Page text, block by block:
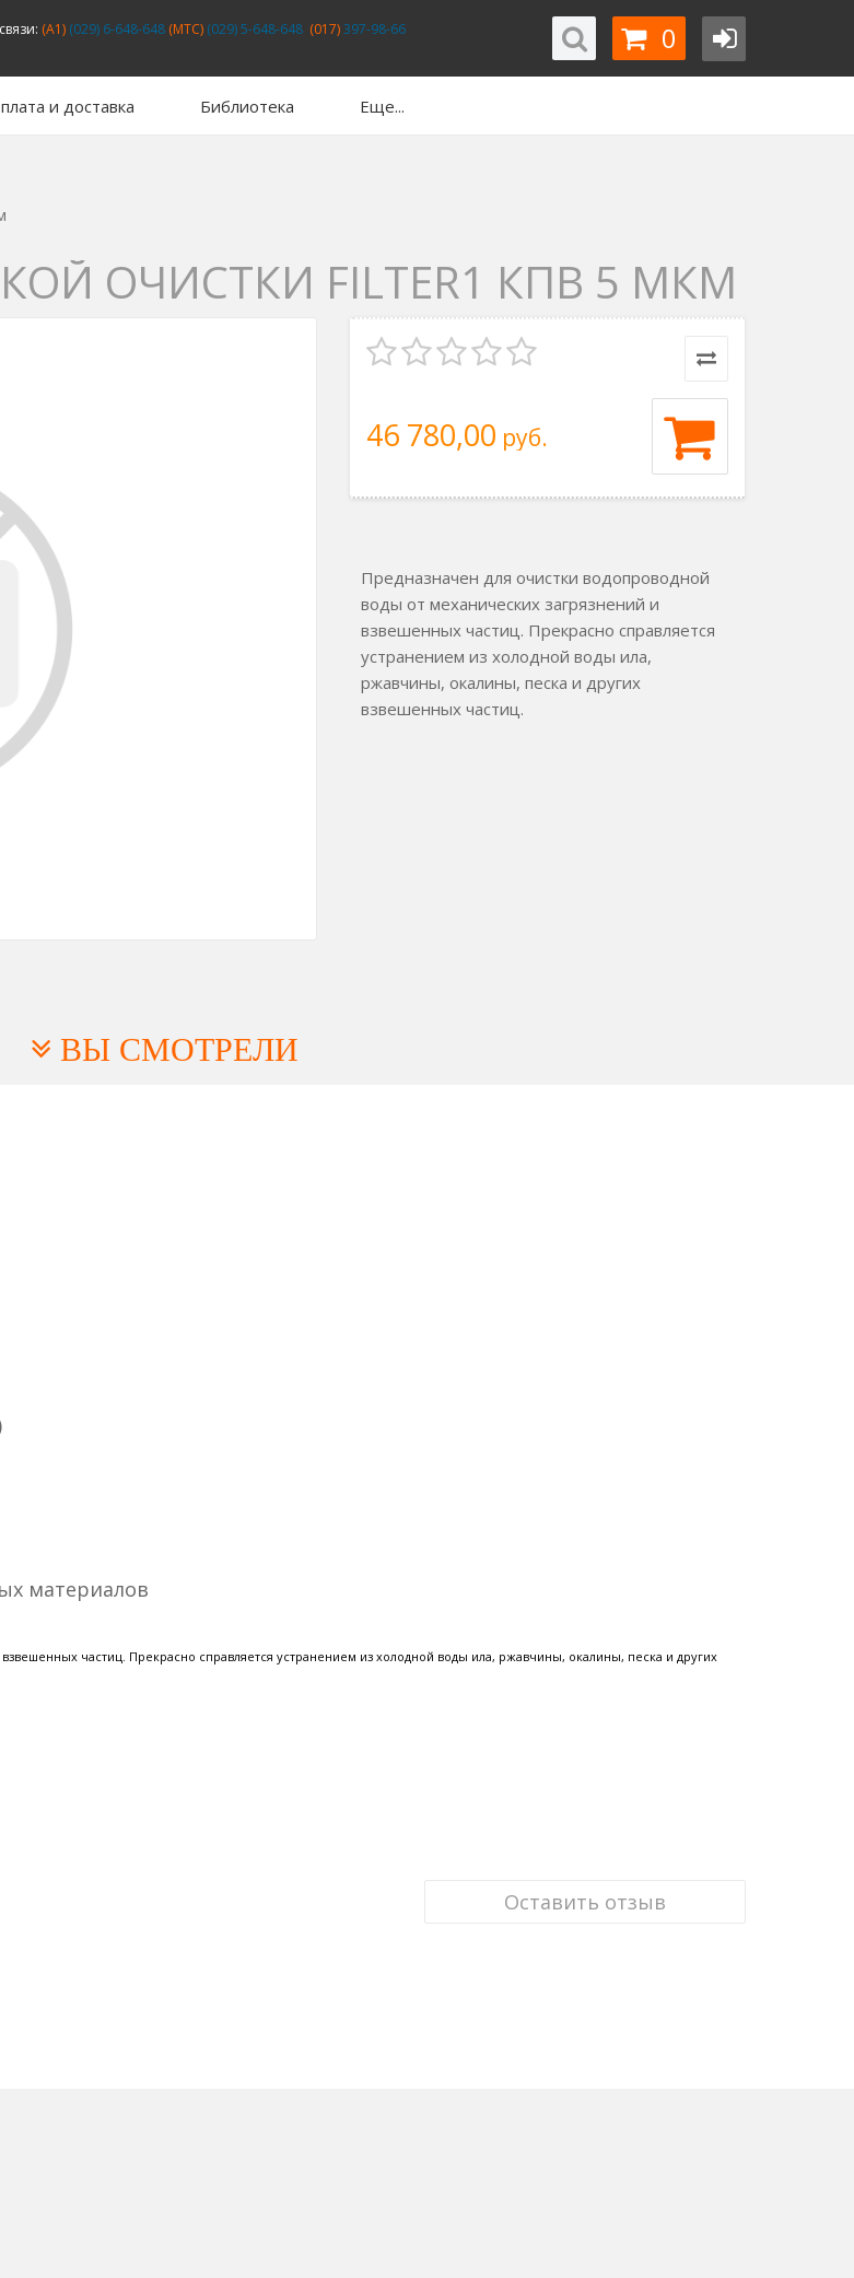
(A1)(029) 6-648-648(MTC)(029) 5-648-648 (017)397-98-66 0
и доставка Библиотека Еще...
ОЧИСТКИ FILTER1 КПВ 5 МКМ
46 780,00 руб.
Предназначен для очистки водопроводной
воды от механических загрязнений и
взвешенных частиц. Прекрасно справляется
устранением из холодной воды ила,
ржавчины, окалины, песка и других
взвешенных частиц.
ВЫ СМОТРЕЛИ
материалов
частиц. Прекрасно справляется устранением из холодной воды ила, ржавчины, окалины, песка и других
Оставить отзыв